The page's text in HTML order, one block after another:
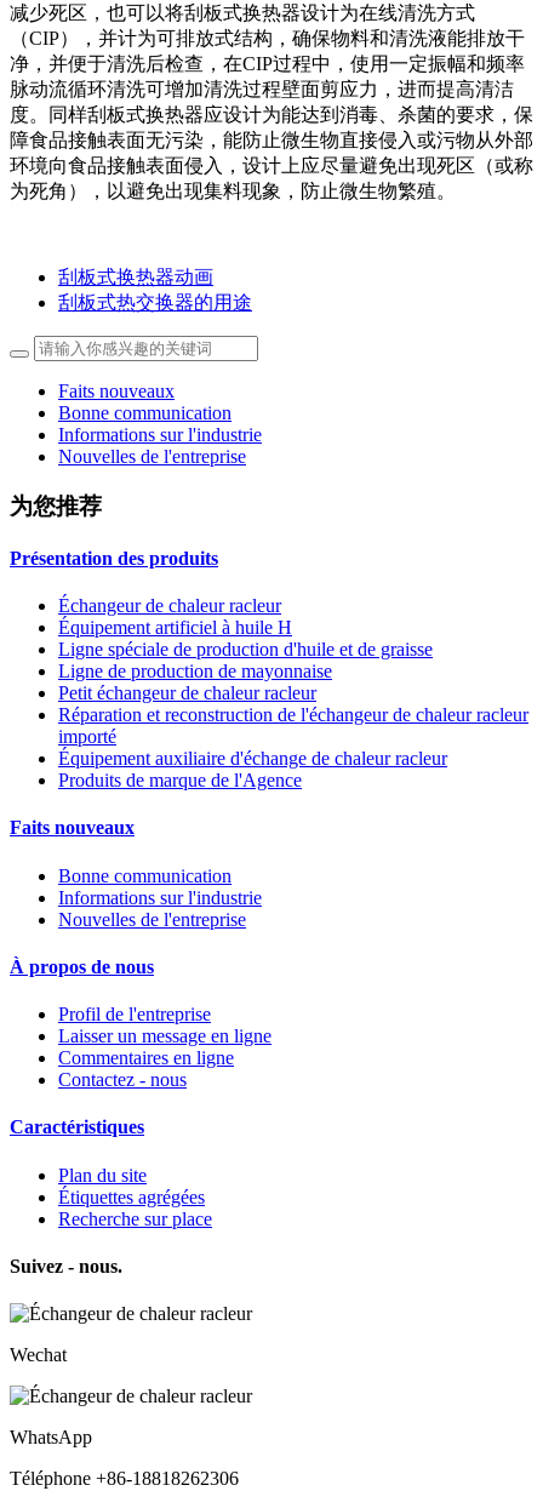
减少死区，也可以将刮板式换热器设计为在线清洗方式
（CIP），并计为可排放式结构，确保物料和清洗液能排放干
净，并便于清洗后检查，在CIP过程中，使用一定振幅和频率
脉动流循环清洗可增加清洗过程壁面剪应力，进而提高清洁
度。同样刮板式换热器应设计为能达到消毒、杀菌的要求，保
障食品接触表面无污染，能防止微生物直接侵入或污物从外部
环境向食品接触表面侵入，设计上应尽量避免出现死区（或称
为死角），以避免出现集料现象，防止微生物繁殖。
刮板式换热器动画
刮板式热交换器的用途
Faits nouveaux
Bonne communication
Informations sur l'industrie
Nouvelles de l'entreprise
为您推荐
Présentation des produits
Échangeur de chaleur racleur
Équipement artificiel à huile H
Ligne spéciale de production d'huile et de graisse
Ligne de production de mayonnaise
Petit échangeur de chaleur racleur
Réparation et reconstruction de l'échangeur de chaleur racleur
importé
Équipement auxiliaire d'échange de chaleur racleur
Produits de marque de l'Agence
Faits nouveaux
Bonne communication
Informations sur l'industrie
Nouvelles de l'entreprise
À propos de nous
Profil de l'entreprise
Laisser un message en ligne
Commentaires en ligne
Contactez - nous
Caractéristiques
Plan du site
Étiquettes agrégées
Recherche sur place
Suivez - nous.
Wechat
WhatsApp
Téléphone +86-18818262306